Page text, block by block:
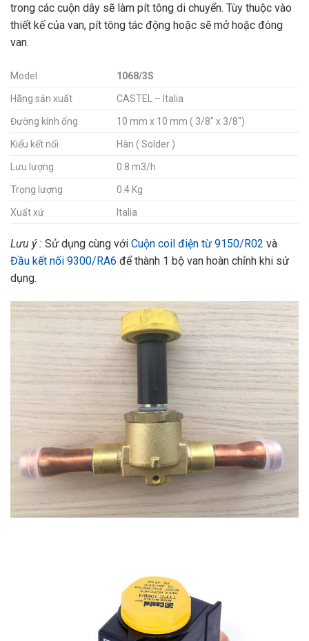
trong các cuộn dây sẽ làm pít tông di chuyển. Tùy thuộc vào
thiết kế của van, pít tông tác động hoặc sẽ mở hoặc đóng
van.
Model 1068/3S
Hãng sản xuất CASTEL – Italia
Đường kính ống 10 mm x 10 mm ( 3/8″ x 3/8″)
Kiểu kết nối Hàn ( Solder )
Lưu lượng 0.8 m3/h
Trọng lượng 0.4 Kg
Xuất xứ Italia
Lưu ý : Sử dụng cùng với Cuộn coil điện từ 9150/R02 và
Đầu kết nối 9300/RA6 để thành 1 bộ van hoàn chỉnh khi sử
dụng.